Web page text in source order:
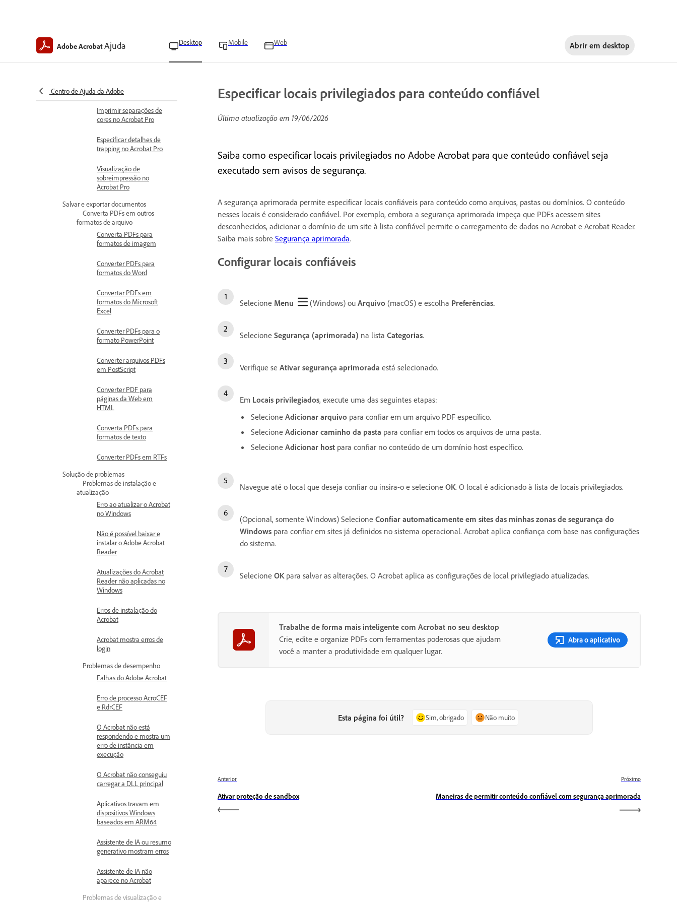
Adobe AcrobatAjuda Desktop Mobile Web Abrir em desktop
Centro de Ajuda da Adobe
Gerenciamento de cores
no Acrobat Pro
cores no Acrobat Pro
Imprimir separações de
cores no Acrobat Pro
Especificar detalhes de
trapping no Acrobat Pro
Visualização de
sobreimpressão no
Acrobat Pro
Salvar e exportar documentos
Converta PDFs em outros
formatos de arquivo
Converta PDFs para
formatos de imagem
Converter PDFs para
formatos do Word
Convertar PDFs em
formatos do Microsoft
Excel
Converter PDFs para o
formato PowerPoint
Converter arquivos PDFs
em PostScript
Converter PDF para
páginas da Web em
HTML
Converta PDFs para
formatos de texto
Converter PDFs em RTFs
Solução de problemas
Problemas de instalação e
atualização
Erro ao atualizar o Acrobat
no Windows
Não é possível baixar e
instalar o Adobe Acrobat
Reader
Atualizações do Acrobat
Reader não aplicadas no
Windows
Erros de instalação do
Acrobat
Acrobat mostra erros de
login
Problemas de desempenho
Falhas do Adobe Acrobat
Erro de processo AcroCEF
e RdrCEF
O Acrobat não está
respondendo e mostra um
erro de instância em
execução
O Acrobat não conseguiu
carregar a DLL principal
Aplicativos travam em
dispositivos Windows
baseados em ARM64
Assistente de IA ou resumo
generativo mostram erros
Assistente de IA não
aparece no Acrobat
Problemas de visualização e
Especificar locais privilegiados para conteúdo confiável
Última atualização em 19/06/2026
Saiba como especificar locais privilegiados no Adobe Acrobat para que conteúdo confiável seja
executado sem avisos de segurança.
A segurança aprimorada permite especificar locais confiáveis para conteúdo como arquivos, pastas ou domínios. O conteúdo
nesses locais é considerado confiável. Por exemplo, embora a segurança aprimorada impeça que PDFs acessem sites
desconhecidos, adicionar o domínio de um site à lista confiável permite o carregamento de dados no Acrobat e Acrobat Reader.
Saiba mais sobre Segurança aprimorada.
Configurar locais confiáveis
Selecione Menu (Windows) ou Arquivo (macOS) e escolha Preferências.
Selecione Segurança (aprimorada) na lista Categorias.
Verifique se Ativar segurança aprimorada está selecionado.
Em Locais privilegiados, execute uma das seguintes etapas:
Selecione Adicionar arquivo para confiar em um arquivo PDF específico.
Selecione Adicionar caminho da pasta para confiar em todos os arquivos de uma pasta.
Selecione Adicionar host para confiar no conteúdo de um domínio host específico.
Navegue até o local que deseja confiar ou insira-o e selecione OK. O local é adicionado à lista de locais privilegiados.
(Opcional, somente Windows) Selecione Confiar automaticamente em sites das minhas zonas de segurança do
Windows para confiar em sites já definidos no sistema operacional. Acrobat aplica confiança com base nas configurações
do sistema.
Selecione OK para salvar as alterações. O Acrobat aplica as configurações de local privilegiado atualizadas.
Trabalhe de forma mais inteligente com Acrobat no seu desktop
Crie, edite e organize PDFs com ferramentas poderosas que ajudam
você a manter a produtividade em qualquer lugar.
Abra o aplicativo
Esta página foi útil? Sim, obrigado Não muito
Anterior
Ativar proteção de sandbox
Próximo
Maneiras de permitir conteúdo confiável com segurança aprimorada